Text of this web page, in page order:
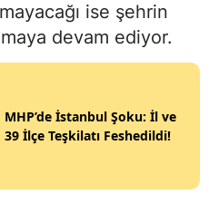
ise şehrin
devam ediyor.
MHP’de İstanbul Şoku: İl ve
39 İlçe Teşkilatı Feshedildi!